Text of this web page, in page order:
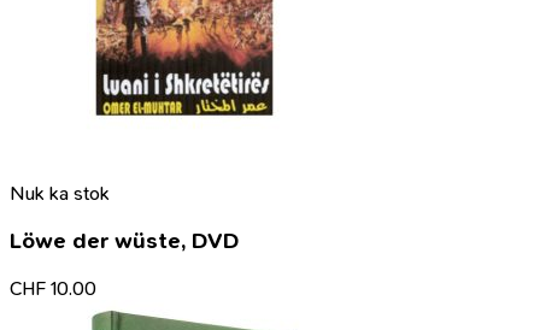
Nuk ka stok
Löwe der wüste, DVD
CHF 10.00